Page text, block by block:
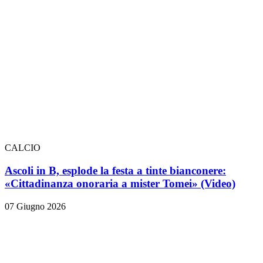
CALCIO
Ascoli in B, esplode la festa a tinte bianconere:
«Cittadinanza onoraria a mister Tomei» (Video)
07 Giugno 2026